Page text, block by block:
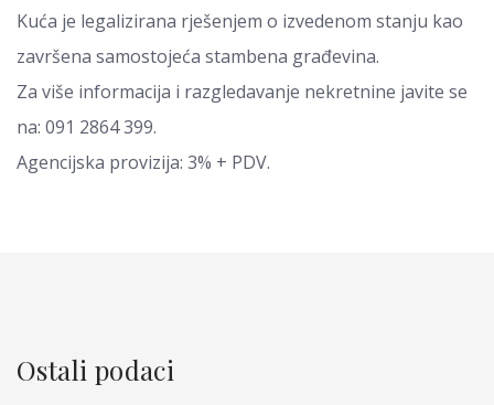
Kuća je legalizirana rješenjem o izvedenom stanju kao
završena samostojeća stambena građevina.
Za više informacija i razgledavanje nekretnine javite se
na: 091 2864 399.
Agencijska provizija: 3% + PDV.
Ostali podaci